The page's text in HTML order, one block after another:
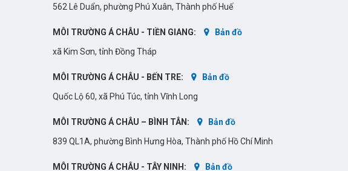
562 Lê Duẩn, phường Phú Xuân, Thành phố Huế
MÔI TRƯỜNG Á CHÂU - TIỀN GIANG:
Bản đồ
xã Kim Sơn, tỉnh Đồng Tháp
MÔI TRƯỜNG Á CHÂU - BẾN TRE:
Bản đồ
Quốc Lộ 60, xã Phú Túc, tỉnh Vĩnh Long
MÔI TRƯỜNG Á CHÂU – BÌNH TÂN:
Bản đồ
839 QL1A, phường Bình Hưng Hòa, Thành phố Hồ Chí Minh
MÔI TRƯỜNG Á CHÂU - TÂY NINH:
Bản đồ